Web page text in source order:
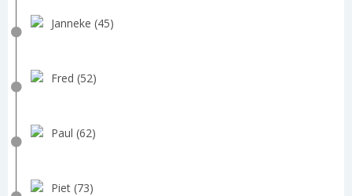
Janneke (45)
Fred (52)
Paul (62)
Piet (73)